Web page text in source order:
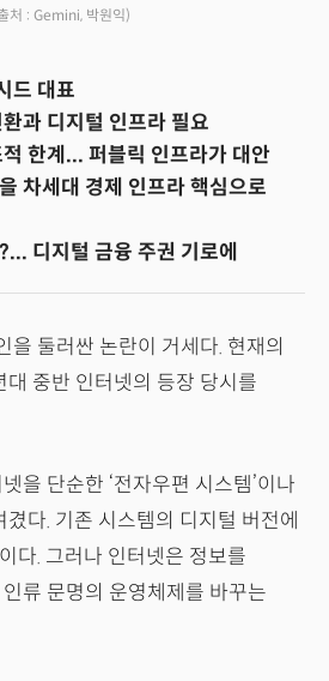
처 : Gemini, 박원익)
드 대표
과 디지털 인프라 필요
한계... 퍼블릭 인프라가 대안
차세대 경제 인프라 핵심으로
디지털 금융 주권 기로에
을 둘러싼 논란이 거세다. 현재의
중반 인터넷의 등장 당시를
을 단순한 ‘전자우편 시스템’이나
겼다. 기존 시스템의 디지털 버전에
다. 그러나 인터넷은 정보를
류 문명의 운영체제를 바꾸는